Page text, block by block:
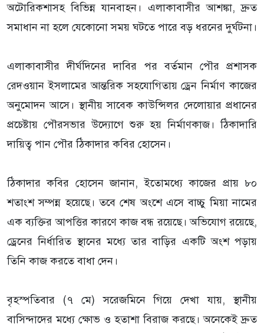
অটোরিকশাসহ বিভিন্ন যানবাহন। এলাকাবাসীর আশঙ্কা, দ্রুত
সমাধান না হলে যেকোনো সময় ঘটতে পারে বড় ধরনের দুর্ঘটনা।
এলাকাবাসীর দীর্ঘদিনের দাবির পর বর্তমান পৌর প্রশাসক
রেদওয়ান ইসলামের আন্তরিক সহযোগিতায় ড্রেন নির্মাণ কাজের
অনুমোদন আসে। স্থানীয় সাবেক কাউন্সিলর দেলোয়ার প্রধানের
প্রচেষ্টায় পৌরসভার উদ্যোগে শুরু হয় নির্মাণকাজ। ঠিকাদারি
দায়িত্ব পান পৌর ঠিকাদার কবির হোসেন।
ঠিকাদার কবির হোসেন জানান, ইতোমধ্যে কাজের প্রায় ৮০
শতাংশ সম্পন্ন হয়েছে। তবে শেষ অংশে এসে বাচ্চু মিয়া নামের
এক ব্যক্তির আপত্তির কারণে কাজ বন্ধ রয়েছে। অভিযোগ রয়েছে,
ড্রেনের নির্ধারিত স্থানের মধ্যে তার বাড়ির একটি অংশ পড়ায়
তিনি কাজ করতে বাধা দেন।
বৃহস্পতিবার (৭ মে) সরেজমিনে গিয়ে দেখা যায়, স্থানীয়
বাসিন্দাদের মধ্যে ক্ষোভ ও হতাশা বিরাজ করছে। অনেকেই দ্রুত